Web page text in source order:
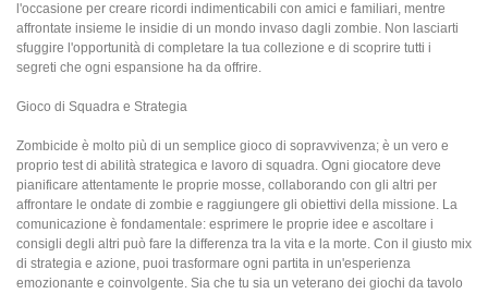
l'occasione per creare ricordi indimenticabili con amici e familiari, mentre
affrontate insieme le insidie di un mondo invaso dagli zombie. Non lasciarti
sfuggire l'opportunità di completare la tua collezione e di scoprire tutti i
segreti che ogni espansione ha da offrire.
Gioco di Squadra e Strategia
Zombicide è molto più di un semplice gioco di sopravvivenza; è un vero e
proprio test di abilità strategica e lavoro di squadra. Ogni giocatore deve
pianificare attentamente le proprie mosse, collaborando con gli altri per
affrontare le ondate di zombie e raggiungere gli obiettivi della missione. La
comunicazione è fondamentale: esprimere le proprie idee e ascoltare i
consigli degli altri può fare la differenza tra la vita e la morte. Con il giusto mix
di strategia e azione, puoi trasformare ogni partita in un'esperienza
emozionante e coinvolgente. Sia che tu sia un veterano dei giochi da tavolo